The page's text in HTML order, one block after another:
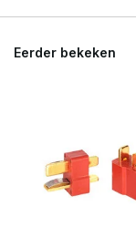
Eerder bekeken